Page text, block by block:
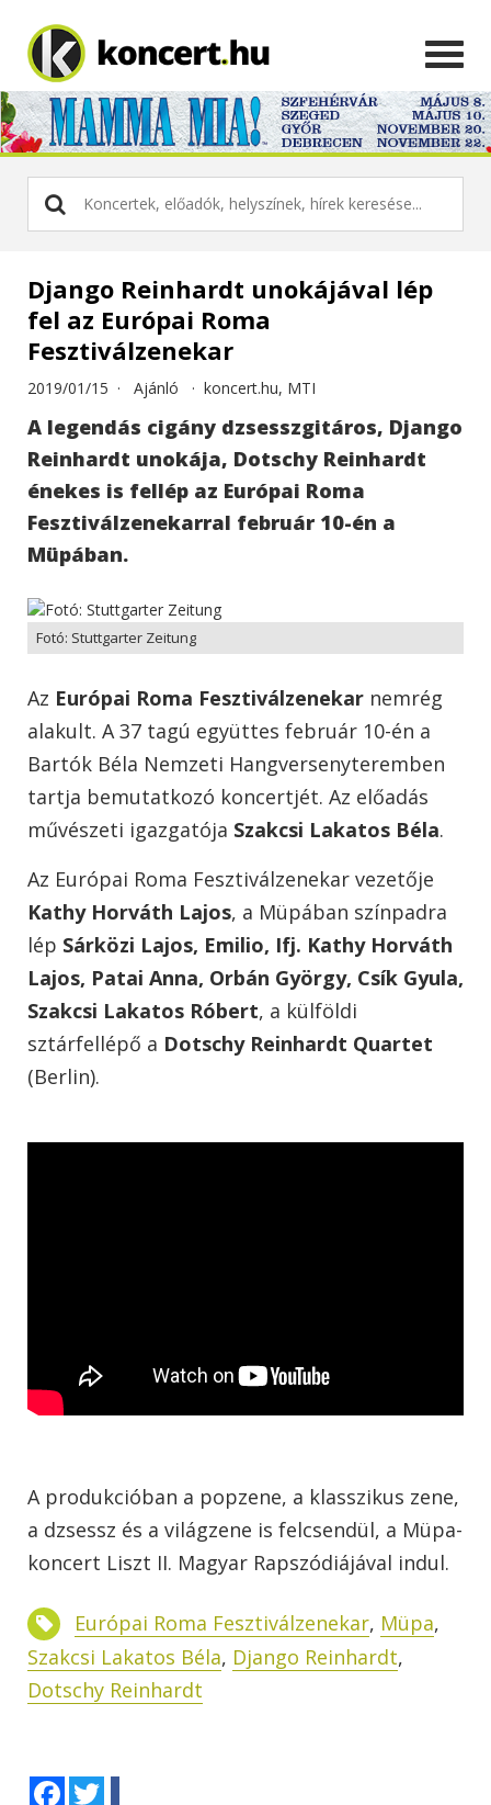
Django Reinhardt unokájával lép
fel az Európai Roma
Fesztiválzenekar
2019/01/15 · Ajánló · koncert.hu, MTI
A legendás cigány dzsesszgitáros, Django
Reinhardt unokája, Dotschy Reinhardt
énekes is fellép az Európai Roma
Fesztiválzenekarral február 10-én a
Müpában.
Fotó: Stuttgarter Zeitung
Az Európai Roma Fesztiválzenekar nemrég
alakult. A 37 tagú együttes február 10-én a
Bartók Béla Nemzeti Hangversenyteremben
tartja bemutatkozó koncertjét. Az előadás
művészeti igazgatója Szakcsi Lakatos Béla.
Az Európai Roma Fesztiválzenekar vezetője
Kathy Horváth Lajos, a Müpában színpadra
lép Sárközi Lajos, Emilio, Ifj. Kathy Horváth
Lajos, Patai Anna, Orbán György, Csík Gyula,
Szakcsi Lakatos Róbert, a külföldi
sztárfellépő a Dotschy Reinhardt Quartet
(Berlin).
A produkcióban a popzene, a klasszikus zene,
a dzsessz és a világzene is felcsendül, a Müpa-
koncert Liszt II. Magyar Rapszódiájával indul.
Európai Roma Fesztiválzenekar, Müpa,
Szakcsi Lakatos Béla, Django Reinhardt,
Dotschy Reinhardt
Facebook